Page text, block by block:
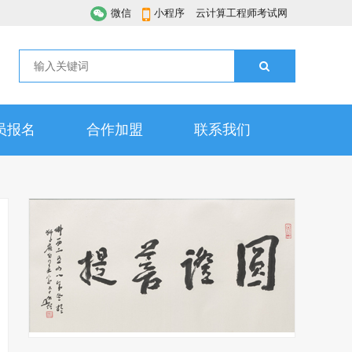
微信 小程序 云计算工程师考试网
报名 合作加盟 联系我们